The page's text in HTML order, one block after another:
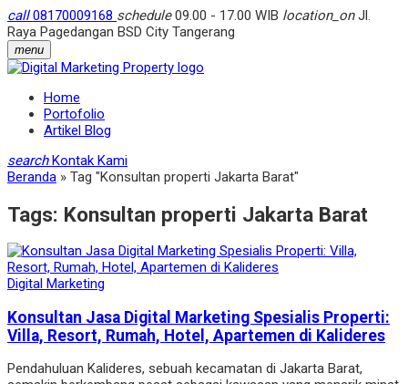
call08170009168 schedule09.00 - 17.00 WIB location_onJl.
Raya Pagedangan BSD City Tangerang
menu
Home
Portofolio
Artikel Blog
search Kontak Kami
Beranda » Tag "Konsultan properti Jakarta Barat"
Tags: Konsultan properti Jakarta Barat
Digital Marketing
Konsultan Jasa Digital Marketing Spesialis Properti:
Villa, Resort, Rumah, Hotel, Apartemen di Kalideres
Pendahuluan Kalideres, sebuah kecamatan di Jakarta Barat,